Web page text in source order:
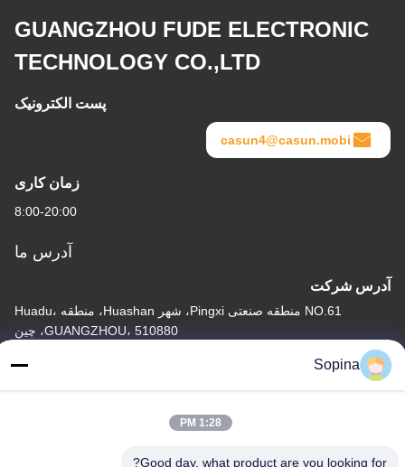
GUANGZHOU FUDE ELECTRONIC
TECHNOLOGY CO.,LTD
پست الکترونیک
casun4@casun.mobi
زمان کاری
8:00-20:00
آدرس ما
آدرس شرکت
NO.61 منطقه صنعتی Pingxi، شهر Huashan، منطقه Huadu،
GUANGZHOU، 510880، چین
آدرس کارخانه
NO.61 منطقه صنعتی Pingxi، شهر Huashan، منطقه Huadu،
Sopina
1:28 PM
Good day, what product are you looking for?